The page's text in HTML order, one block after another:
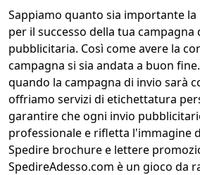
Sappiamo quanto sia importante
per il successo della tua campagna
pubblicitaria. Così come avere la
campagna si sia andata a buon
quando la campagna di invio sarà
offriamo servizi di etichettatura
garantire che ogni invio
professionale e rifletta l'immagine
Spedire brochure e lettere
SpedireAdesso.com è un gioco da